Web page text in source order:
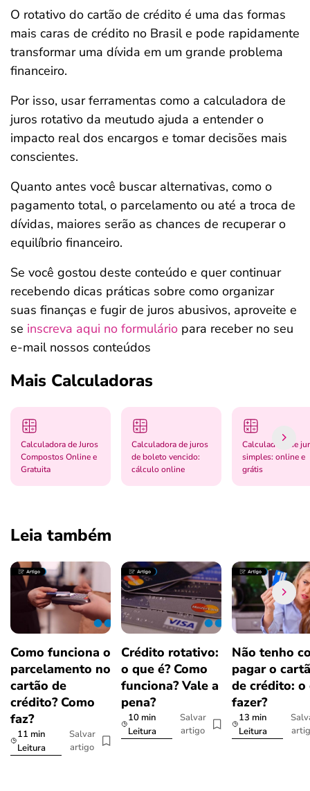
O rotativo do cartão de crédito é uma das formas
mais caras de crédito no Brasil e pode rapidamente
transformar uma dívida em um grande problema
financeiro.
Por isso, usar ferramentas como a calculadora de
juros rotativo da meutudo ajuda a entender o
impacto real dos encargos e tomar decisões mais
conscientes.
Quanto antes você buscar alternativas, como o
pagamento total, o parcelamento ou até a troca de
dívidas, maiores serão as chances de recuperar o
equilíbrio financeiro.
Se você gostou deste conteúdo e quer continuar
recebendo dicas práticas sobre como organizar
suas finanças e fugir de juros abusivos, aproveite e
se inscreva aqui no formulário para receber no seu
e-mail nossos conteúdos
Mais Calculadoras
Calculadora de Juros
Compostos Online e
Gratuita
Calculadora de juros
de boleto vencido:
cálculo online
Calculadora de
simples: online e
grátis
Leia também
Como funciona o
parcelamento no
cartão de
crédito? Como
faz?
11 min
Leitura
Salvar
artigo
Crédito rotativo:
o que é? Como
funciona? Vale a
pena?
10 min
Leitura
Salvar
artigo
Não tenho
pagar o
de crédito: o
fazer?
13 min
Leitura